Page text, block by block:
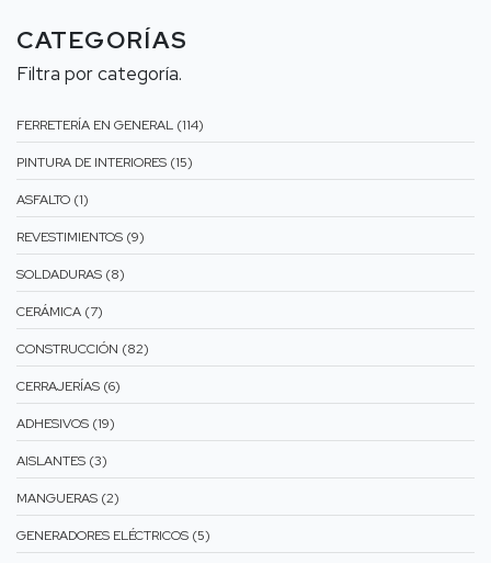
CATEGORÍAS
Filtra por categoría.
FERRETERÍA EN GENERAL (114)
PINTURA DE INTERIORES (15)
ASFALTO (1)
REVESTIMIENTOS (9)
SOLDADURAS (8)
CERÁMICA (7)
CONSTRUCCIÓN (82)
CERRAJERÍAS (6)
ADHESIVOS (19)
AISLANTES (3)
MANGUERAS (2)
GENERADORES ELÉCTRICOS (5)